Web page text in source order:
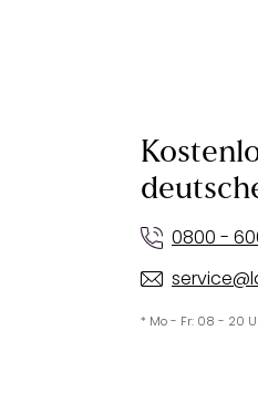
0800 -
* Mo - Fr: 08 - 20